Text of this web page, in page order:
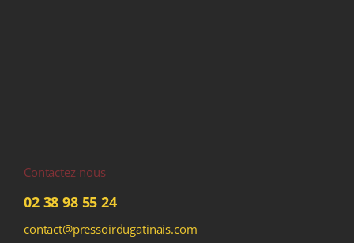
Contactez-nous
02 38 98 55 24
contact@pressoirdugatinais.com